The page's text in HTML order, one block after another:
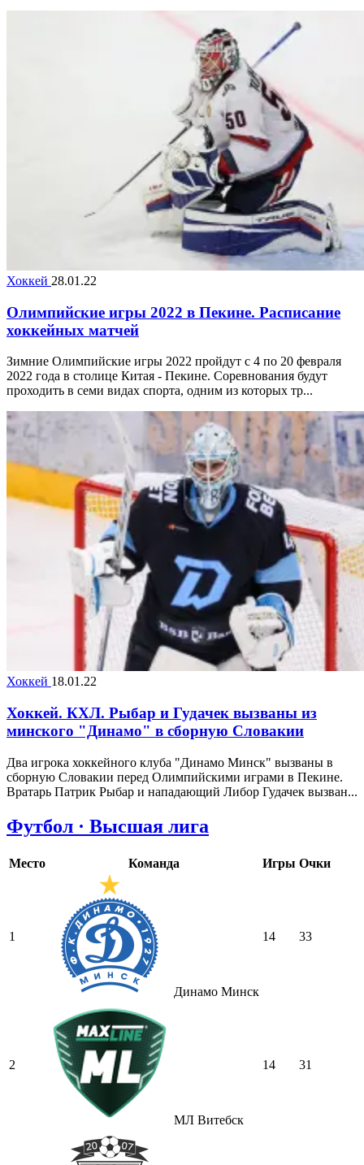
Хоккей 28.01.22
Олимпийские игры 2022 в Пекине. Расписание
хоккейных матчей
Зимние Олимпийские игры 2022 пройдут с 4 по 20 февраля
2022 года в столице Китая - Пекине. Соревнования будут
проходить в семи видах спорта, одним из которых тр...
Хоккей 18.01.22
Хоккей. КХЛ. Рыбар и Гудачек вызваны из
минского "Динамо" в сборную Словакии
Два игрока хоккейного клуба "Динамо Минск" вызваны в
сборную Словакии перед Олимпийскими играми в Пекине.
Вратарь Патрик Рыбар и нападающий Либор Гудачек вызван...
Футбол · Высшая лига
Место Команда Игры Очки
1
Динамо Минск
14 33
2
МЛ Витебск
14 31